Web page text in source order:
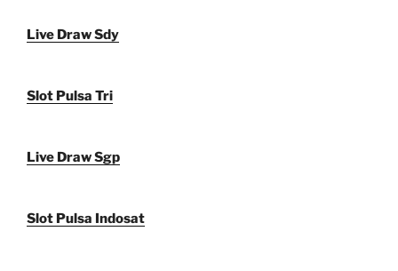
Live Draw Sdy
Slot Pulsa Tri
Live Draw Sgp
Slot Pulsa Indosat